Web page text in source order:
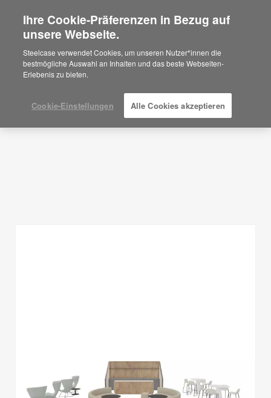
Are you in United States?
Would you like to see Products we sell in
your region?
Americas
Español
Planungsideen
Ihre Cookie-Präferenzen in Bezug auf
unsere Webseite.
Steelcase verwendet Cookies, um unseren Nutzer*innen die
bestmögliche Auswahl an Inhalten und das beste Webseiten-
Erlebenis zu bieten.
Cookie-Einstellungen Alle Cookies akzeptieren